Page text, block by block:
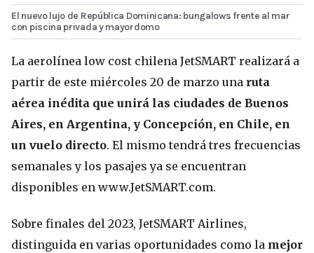
El nuevo lujo de República Dominicana: bungalows frente al mar
con piscina privada y mayordomo
La aerolínea low cost chilena JetSMART realizará a
partir de este miércoles 20 de marzo una ruta
aérea inédita que unirá las ciudades de Buenos
Aires, en Argentina, y Concepción, en Chile, en
un vuelo directo. El mismo tendrá tres frecuencias
semanales y los pasajes ya se encuentran
disponibles en www.JetSMART.com.
Sobre finales del 2023, JetSMART Airlines,
distinguida en varias oportunidades como la mejor